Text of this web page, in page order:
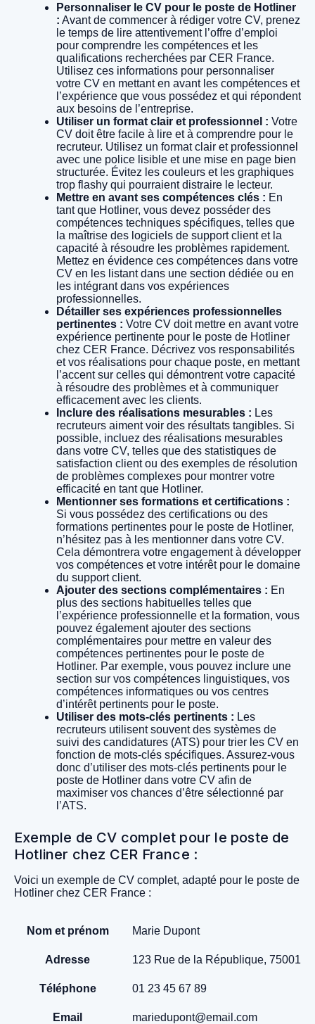
Personnaliser le CV pour le poste de Hotliner
: Avant de commencer à rédiger votre CV, prenez
le temps de lire attentivement l’offre d’emploi
pour comprendre les compétences et les
qualifications recherchées par CER France.
Utilisez ces informations pour personnaliser
votre CV en mettant en avant les compétences et
l’expérience que vous possédez et qui répondent
aux besoins de l’entreprise.
Utiliser un format clair et professionnel : Votre
CV doit être facile à lire et à comprendre pour le
recruteur. Utilisez un format clair et professionnel
avec une police lisible et une mise en page bien
structurée. Évitez les couleurs et les graphiques
trop flashy qui pourraient distraire le lecteur.
Mettre en avant ses compétences clés : En
tant que Hotliner, vous devez posséder des
compétences techniques spécifiques, telles que
la maîtrise des logiciels de support client et la
capacité à résoudre les problèmes rapidement.
Mettez en évidence ces compétences dans votre
CV en les listant dans une section dédiée ou en
les intégrant dans vos expériences
professionnelles.
Détailler ses expériences professionnelles
pertinentes : Votre CV doit mettre en avant votre
expérience pertinente pour le poste de Hotliner
chez CER France. Décrivez vos responsabilités
et vos réalisations pour chaque poste, en mettant
l’accent sur celles qui démontrent votre capacité
à résoudre des problèmes et à communiquer
efficacement avec les clients.
Inclure des réalisations mesurables : Les
recruteurs aiment voir des résultats tangibles. Si
possible, incluez des réalisations mesurables
dans votre CV, telles que des statistiques de
satisfaction client ou des exemples de résolution
de problèmes complexes pour montrer votre
efficacité en tant que Hotliner.
Mentionner ses formations et certifications :
Si vous possédez des certifications ou des
formations pertinentes pour le poste de Hotliner,
n’hésitez pas à les mentionner dans votre CV.
Cela démontrera votre engagement à développer
vos compétences et votre intérêt pour le domaine
du support client.
Ajouter des sections complémentaires : En
plus des sections habituelles telles que
l’expérience professionnelle et la formation, vous
pouvez également ajouter des sections
complémentaires pour mettre en valeur des
compétences pertinentes pour le poste de
Hotliner. Par exemple, vous pouvez inclure une
section sur vos compétences linguistiques, vos
compétences informatiques ou vos centres
d’intérêt pertinents pour le poste.
Utiliser des mots-clés pertinents : Les
recruteurs utilisent souvent des systèmes de
suivi des candidatures (ATS) pour trier les CV en
fonction de mots-clés spécifiques. Assurez-vous
donc d’utiliser des mots-clés pertinents pour le
poste de Hotliner dans votre CV afin de
maximiser vos chances d’être sélectionné par
l’ATS.
Exemple de CV complet pour le poste de
Hotliner chez CER France :
Voici un exemple de CV complet, adapté pour le poste de
Hotliner chez CER France :
Nom et prénom Marie Dupont
Adresse 123 Rue de la République, 75001
Téléphone 01 23 45 67 89
Email mariedupont@email.com